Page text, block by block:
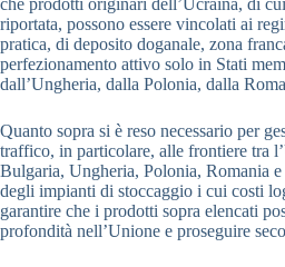
che prodotti originari dell’Ucraina, di
riportata, possono essere vincolati ai
pratica, di deposito doganale, zona
perfezionamento attivo solo in Stati
dall’Ungheria, dalla Polonia, dalla
Quanto sopra si è reso necessario per
traffico, in particolare, alle frontiere tra
Bulgaria, Ungheria, Polonia, Romania
degli impianti di stoccaggio i cui costi
garantire che i prodotti sopra elencati
profondità nell’Unione e proseguire